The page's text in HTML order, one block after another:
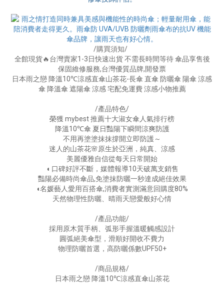
/購買須知/
全館現貨🔥台灣賣家1-3日快速出貨 不需長時間等待 傘品享售後
保固維修服務,台灣優質品牌,開發票
日本雨之戀 降溫10℃涼感直傘山茶花-長傘 直傘 防曬傘 陽傘 涼感
傘 降溫傘 遮陽傘 涼感 宅配免運費 涼感小物推薦
/產品特色/
榮獲 mybest 推薦十大淑女傘人氣排行榜
降溫10℃傘 夏日豔陽下瞬間涼爽防護
不用再塗塗抹抹撐開立即防護～
迷人的山茶花🌸原生於亞洲，純真、涼感
美麗優雅自信從每天日常開始
◖ 口碑好評不斷，媒體報導10天破萬支銷售
豔陽必備時尚傘品,免塗抹防曬一秒達成絕佳效果
◖名媛藝人愛用百搭傘,消費者實測滿意回購度80%
天然物理性防曬、晴雨天戀愛般好心情
/產品功能/
採用原木質手柄、弧形手握溫暖觸感設計
圓弧絕美傘型，滑順好開收不費力
物理防曬首選，高防曬係數UPF50+
/商品規格/
日本雨之戀 降溫10℃涼感直傘山茶花